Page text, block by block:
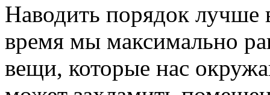
Наводить порядок лучше
время мы максимально
вещи, которые нас